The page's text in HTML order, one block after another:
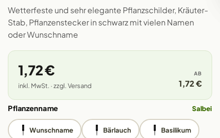
Wetterfeste und sehr elegante Pflanzschilder, Kräuter-
Stab, Pflanzenstecker in schwarz mit vielen Namen
oder Wunschname
1,72 €
inkl. MwSt. · zzgl. Versand
AB
1,72 €
Pflanzenname Salbei
Wunschname Bärlauch Basilikum